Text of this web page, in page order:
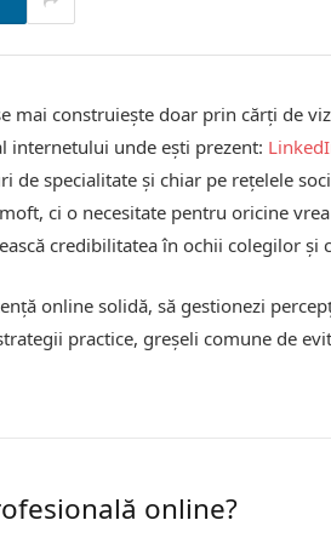
mai construiește doar prin cărți de
internetului unde ești prezent:
specialitate și chiar pe rețelele
ci o necesitate pentru oricine
credibilitatea în ochii colegilor și
online solidă, să gestionezi
practice, greșeli comune de
online?